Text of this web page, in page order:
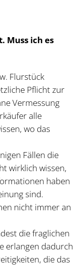
Muss ich es
Flurstück
Pflicht zur
Vermessung
alle
wo das
Fällen die
wirklich wissen,
haben
sind.
nicht immer an
die fraglichen
erlangen dadurch
die das